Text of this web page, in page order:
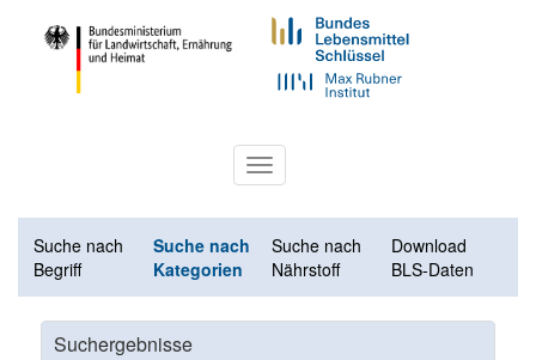
Toggle
navigation
Suche nach
Begriff
Suche nach
Kategorien
Suche nach
Nährstoff
Download
BLS-Daten
Suchergebnisse